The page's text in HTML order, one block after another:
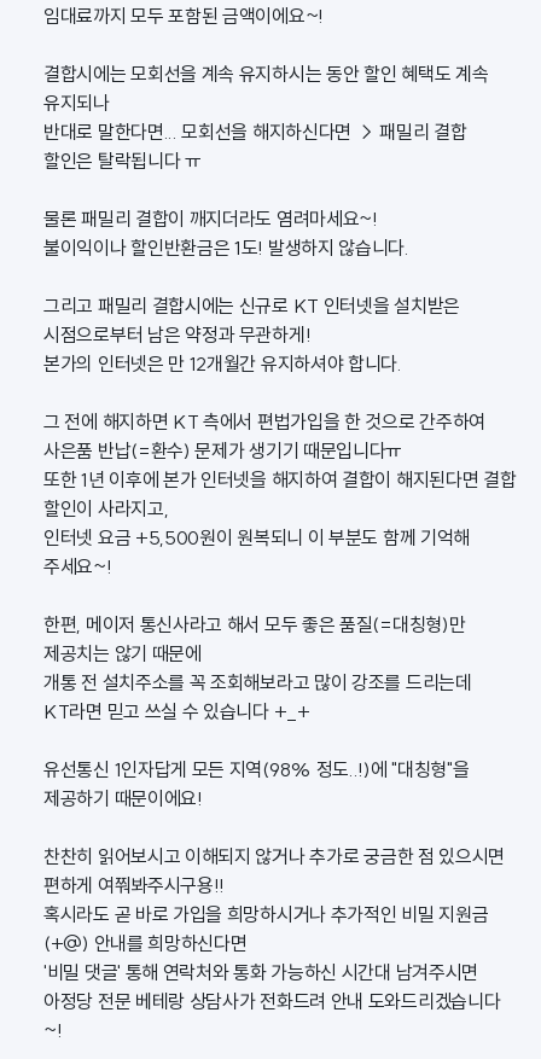
임대료까지 모두 포함된 금액이에요~!
결합시에는 모회선을 계속 유지하시는 동안 할인 혜택도 계속
유지되나
반대로 말한다면... 모회선을 해지하신다면 → 패밀리 결합
할인은 탈락됩니다 ㅠ
물론 패밀리 결합이 깨지더라도 염려마세요~!
불이익이나 할인반환금은 1도! 발생하지 않습니다.
그리고 패밀리 결합시에는 신규로 KT 인터넷을 설치받은
시점으로부터 남은 약정과 무관하게!
본가의 인터넷은 만 12개월간 유지하셔야 합니다.
그 전에 해지하면 KT 측에서 편법가입을 한 것으로 간주하여
사은품 반납(=환수) 문제가 생기기 때문입니다ㅠ
또한 1년 이후에 본가 인터넷을 해지하여 결합이 해지된다면 결합
할인이 사라지고,
인터넷 요금 +5,500원이 원복되니 이 부분도 함께 기억해
주세요~!
한편, 메이저 통신사라고 해서 모두 좋은 품질(=대칭형)만
제공치는 않기 때문에
개통 전 설치주소를 꼭 조회해보라고 많이 강조를 드리는데
KT라면 믿고 쓰실 수 있습니다 +_+
유선통신 1인자답게 모든 지역(98% 정도..!)에 "대칭형"을
제공하기 때문이에요!
찬찬히 읽어보시고 이해되지 않거나 추가로 궁금한 점 있으시면
편하게 여쭤봐주시구용!!
혹시라도 곧 바로 가입을 희망하시거나 추가적인 비밀 지원금
(+@) 안내를 희망하신다면
'비밀 댓글' 통해 연락처와 통화 가능하신 시간대 남겨주시면
아정당 전문 베테랑 상담사가 전화드려 안내 도와드리겠습니다
~!